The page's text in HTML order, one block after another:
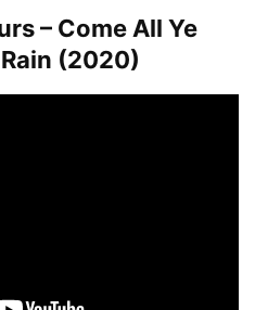
– Come All Ye
(2020)